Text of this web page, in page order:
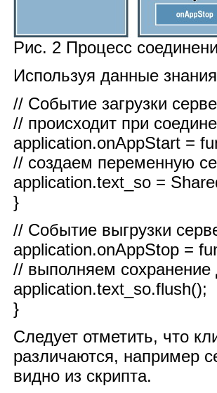
Рис. 2 Процесс
Используя данные
// Событие загрузки
// происходит при
application.onAppStart =
// создаем переменную
application.text_so =
}
// Событие выгрузки
application.onAppStop =
// выполняем сохранение
application.text_so.flush();
}
Следует отметить, что
различаются, например
видно из скрипта.